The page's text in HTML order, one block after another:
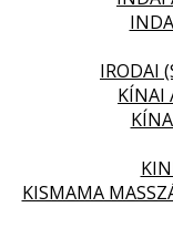
IRODAI
KÍNAI
KISMAMA